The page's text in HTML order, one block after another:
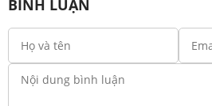
BÌNH LUẬN